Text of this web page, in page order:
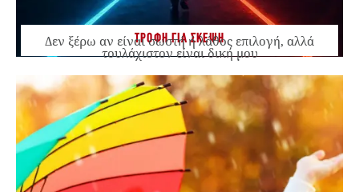
ΤΡΟΦΗ ΓΙΑ ΣΚΕΨΗ
Δεν ξέρω αν είναι σωστή ή λάθος επιλογή, αλλά
τουλάχιστον είναι δική μου